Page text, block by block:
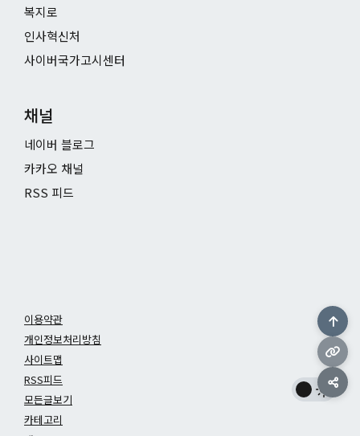
복지로
인사혁신처
사이버국가고시센터
채널
네이버 블로그
카카오 채널
RSS 피드
이용약관
개인정보처리방침
사이트맵
RSS피드
모든글보기
카테고리